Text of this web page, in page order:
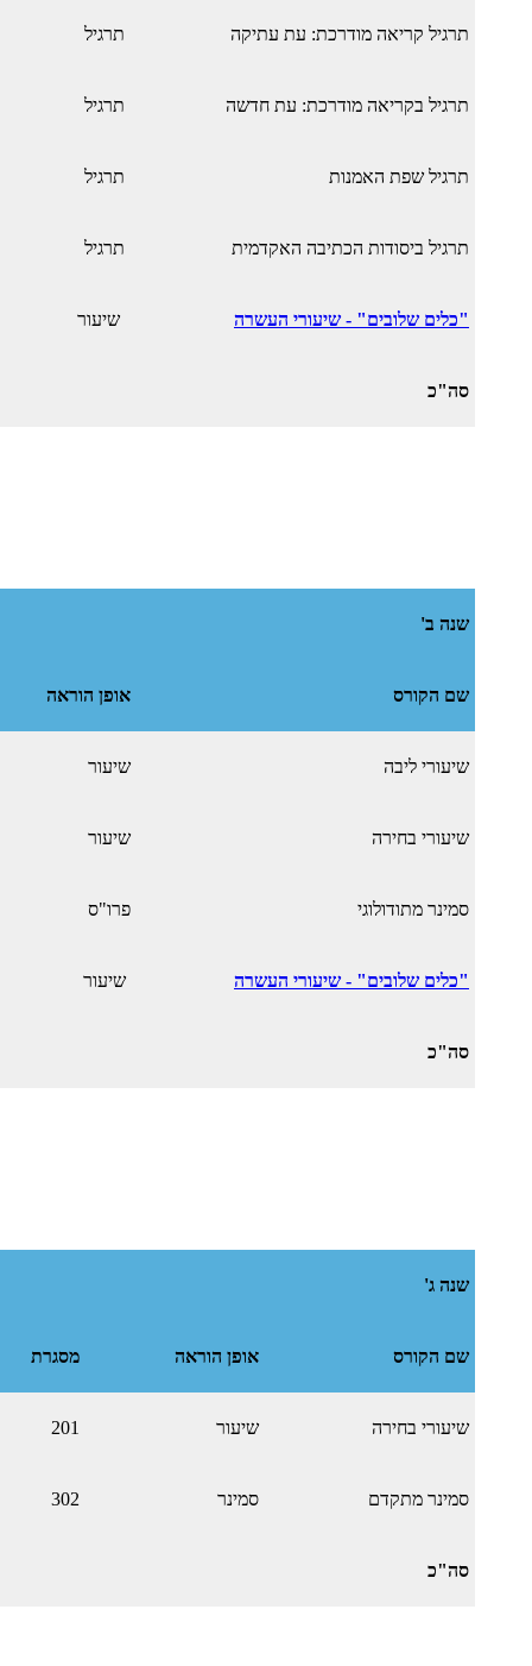
תרגיל קריאה מודרכת: עת עתיקה תרגיל
תרגיל בקריאה מודרכת: עת חדשה תרגיל
תרגיל שפת האמנות תרגיל
תרגיל ביסודות הכתיבה האקדמית תרגיל
"כלים שלובים" - שיעורי העשרה שיעור
סה"כ
שנה ב'
שם הקורס אופן הוראה
שיעורי ליבה שיעור
שיעורי בחירה שיעור
סמינר מתודולוגי פרו"ס
"כלים שלובים" - שיעורי העשרה שיעור
סה"כ
שנה ג'
שם הקורס אופן הוראה מסגרת
שיעורי בחירה שיעור 201
סמינר מתקדם סמינר 302
סה"כ